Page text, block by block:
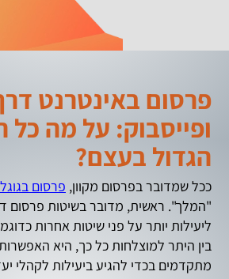
פרסום באינטרנט
ופייסבוק: על מה כל
הגדול בעצם?
ככל שמדובר בפרסום מקוון, פרסום בגוגל
"המלך". ראשית, מדובר בשיטות פרסום
ליעילות יותר על פני שיטות אחרות
בין היתר למוצלחות כל כך, היא
מתקדמים בכדי להגיע ביעילות לקהלי